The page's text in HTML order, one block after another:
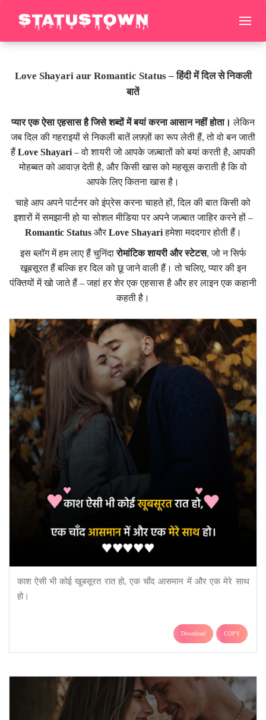
Love Shayari aur Romantic Status – हिंदी में दिल से निकली
बातें
प्यार एक ऐसा एहसास है जिसे शब्दों में बयां करना आसान नहीं होता। लेकिन
जब दिल की गहराइयों से निकली बातें लफ़्ज़ों का रूप लेती हैं, तो वो बन जाती
हैं Love Shayari – वो शायरी जो आपके जज़्बातों को बयां करती है, आपकी
मोहब्बत को आवाज़ देती है, और किसी खास को महसूस कराती है कि वो
आपके लिए कितना खास है।
चाहे आप अपने पार्टनर को इंप्रेस करना चाहते हों, दिल की बात किसी को
इशारों में समझानी हो या सोशल मीडिया पर अपने जज़्बात जाहिर करने हों –
Romantic Statusऔर Love Shayariहमेशा मददगार होती हैं।
इस ब्लॉग में हम लाए हैं चुनिंदारोमांटिक शायरी और स्टेटस, जो न सिर्फ
खूबसूरत हैं बल्कि हर दिल को छू जाने वाली हैं। तो चलिए, प्यार की इन
पंक्तियों में खो जाते हैं – जहां हर शेर एक एहसास है और हर लाइन एक कहानी
कहती है।
काश ऐसी भी कोई खूबसूरत रात हो, एक चाँद आसमान में और एक मेरे साथ
हो।
Download COPY